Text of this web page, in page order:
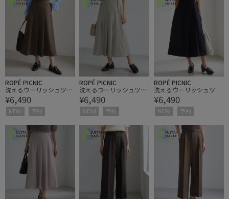
ROPÉ PICNIC
洗えるウーリッシュツイ
ルキルトスカート/低身
長・小柄さんサイズ有り
¥6,490
NEW! 予約
ROPÉ PICNIC
洗えるウーリッシュツイ
ルキルトスカート/低身
長・小柄さんサイズ有り
¥6,490
NEW! 予約
ROPÉ PICNIC
洗えるウーリッシュツイ
ルキルトスカート/低身
長・小柄さんサイズ有り
¥6,490
NEW! 予約